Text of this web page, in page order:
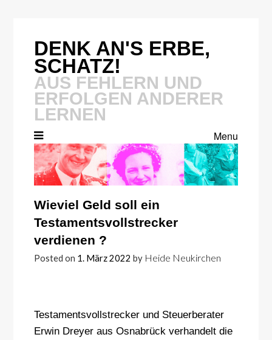
DENK AN'S ERBE,
SCHATZ!
AUS FEHLERN UND
ERFOLGEN ANDERER
LERNEN
Menu
Wieviel Geld soll ein
Testamentsvollstrecker
verdienen ?
Posted on 1. März 2022 by Heide Neukirchen
Testamentsvollstrecker und Steuerberater
Erwin Dreyer aus Osnabrück verhandelt die